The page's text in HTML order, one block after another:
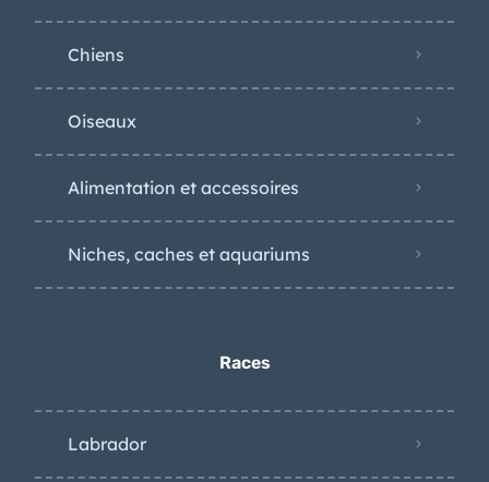
Chiens
Oiseaux
Alimentation et accessoires
Niches, caches et aquariums
Races
Labrador